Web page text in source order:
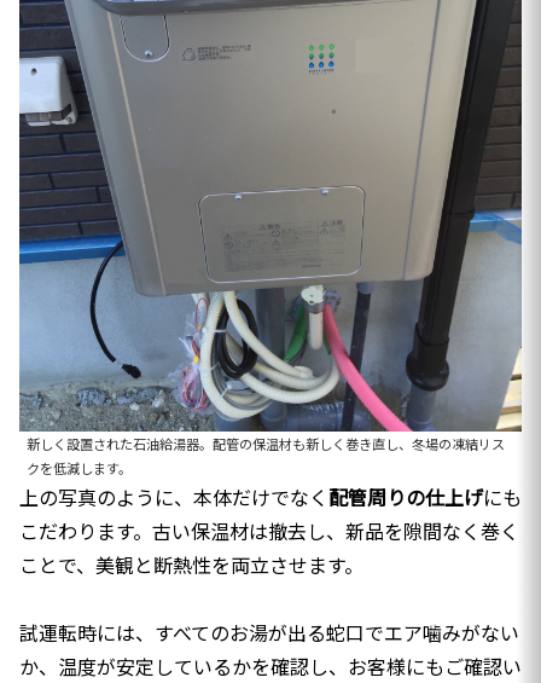
新しく設置された石油給湯器。配管の保温材も新しく巻き直し、冬場の凍結リス
クを低減します。
上の写真のように、本体だけでなく 配管周りの仕上げにも
こだわります。古い保温材は撤去し、新品を隙間なく巻く
ことで、美観と断熱性を両立させます。
試運転時には、すべてのお湯が出る蛇口でエア噛みがない
か、温度が安定しているかを確認し、お客様にもご確認い